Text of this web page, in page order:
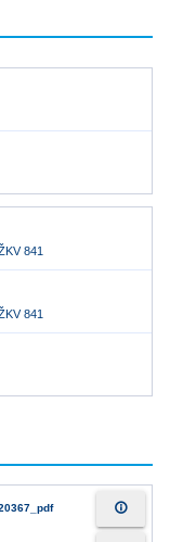
841
841
info_outline